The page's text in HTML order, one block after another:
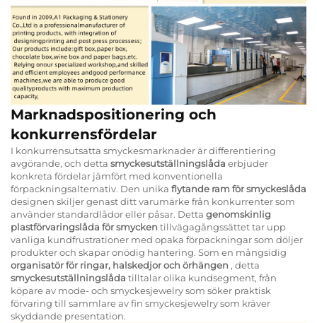
Marknadspositionering och
konkurrensfördelar
I konkurrensutsatta smyckesmarknader är differentiering
avgörande, och detta smyckesutställningslåda erbjuder
konkreta fördelar jämfört med konventionella
förpackningsalternativ. Den unika flytande ram för smyckeslåda
designen skiljer genast ditt varumärke från konkurrenter som
använder standardlådor eller påsar. Detta genomskinlig
plastförvaringslåda för smycken tillvägagångssättet tar upp
vanliga kundfrustrationer med opaka förpackningar som döljer
produkter och skapar onödig hantering. Som en mångsidig
organisatör för ringar, halskedjor och örhängen , detta
smyckesutställningslåda tilltalar olika kundsegment, från
köpare av mode- och smyckesjewelry som söker praktisk
förvaring till sammlare av fin smyckesjewelry som kräver
skyddande presentation.